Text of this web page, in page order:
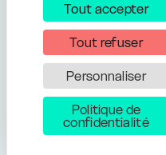
Tout accepter
Tout refuser
Personnaliser
Politique de
confidentialité